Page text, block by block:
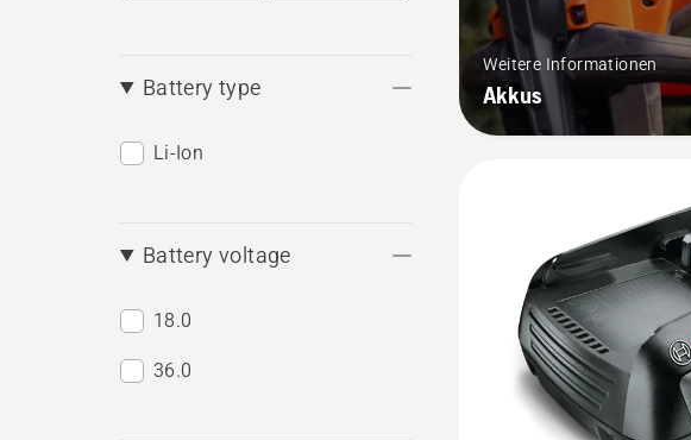
Battery type
Li-Ion
Battery voltage
18.0
36.0
Weitere Informationen
Akkus